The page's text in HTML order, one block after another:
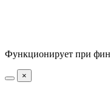
Функционирует при
×